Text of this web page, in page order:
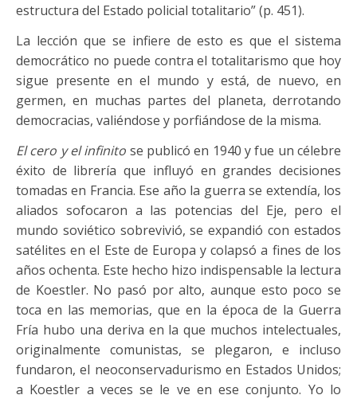
estructura del Estado policial totalitario” (p. 451).
La lección que se infiere de esto es que el sistema
democrático no puede contra el totalitarismo que hoy
sigue presente en el mundo y está, de nuevo, en
germen, en muchas partes del planeta, derrotando
democracias, valiéndose y porfiándose de la misma.
El cero y el infinito se publicó en 1940 y fue un célebre
éxito de librería que influyó en grandes decisiones
tomadas en Francia. Ese año la guerra se extendía, los
aliados sofocaron a las potencias del Eje, pero el
mundo soviético sobrevivió, se expandió con estados
satélites en el Este de Europa y colapsó a fines de los
años ochenta. Este hecho hizo indispensable la lectura
de Koestler. No pasó por alto, aunque esto poco se
toca en las memorias, que en la época de la Guerra
Fría hubo una deriva en la que muchos intelectuales,
originalmente comunistas, se plegaron, e incluso
fundaron, el neoconservadurismo en Estados Unidos;
a Koestler a veces se le ve en ese conjunto. Yo lo